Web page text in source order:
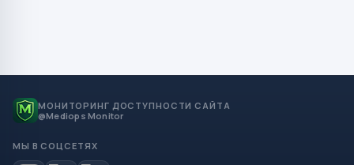
МОНИТОРИНГ ДОСТУПНОСТИ САЙТА
@Mediops Monitor
МЫ В СОЦСЕТЯХ